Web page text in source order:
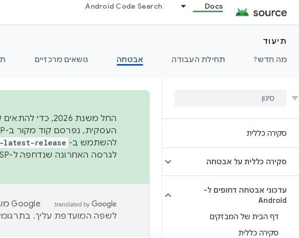
Docs
Android Code Search
תיעוד
מה חדש?
תחילת העבודה אבטחה נושאים מרכזיים
סקירה כללית
סקירה כללית על אבטחה
עדכוני אבטחה דחופים ל-
Android
דף הבית של המבזקים
סקירה כללית
החל משנת 2026,
להשתמש ב- latest-release
לגרסה האחרונה שנדחפה ל-AOSP. מידע נוסף זמין במאמר
לשפה המועדפת עליך.